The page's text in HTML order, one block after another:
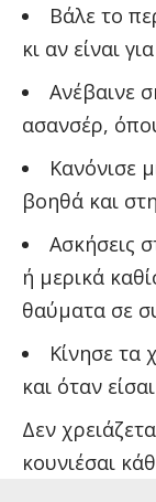
Βάλε το
κι αν είναι
Ανέβαινε
ασανσέρ,
Κανόνισε
βοηθά και
Ασκήσεις
ή μερικά
θαύματα σε
Κίνησε τα
και όταν
Δεν
κουνιέσαι